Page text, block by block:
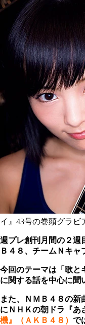
イ』43号の巻頭グラビ
週プレ創刊月間の２週
Ｂ４８、チームＮキャ
今回のテーマは「歌と
に関する話を中心に聞
また、ＮＭＢ４８の新
にＮＨＫの朝ドラ『あ
機』（ＡＫＢ４８） で